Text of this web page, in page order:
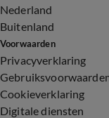
Nederland
Buitenland
Voorwaarden
Privacyverklaring
Cookieverklaring
Digitale diensten